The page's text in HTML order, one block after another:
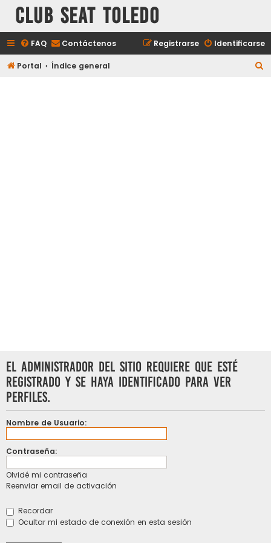
Club Seat Toledo
FAQ Contáctenos Identificarse
Registrarse
Portal Índice general
El administrador del sitio requiere que esté
registrado y se haya identificado para ver
perfiles.
Nombre de Usuario:
Contraseña:
Olvidé mi contraseña
Reenviar email de activación
Recordar
Ocultar mi estado de conexión en esta sesión